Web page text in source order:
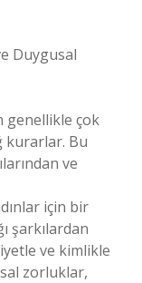
Duygusal
genellikle çok
kurarlar. Bu
ve
için bir
şarkılardan
ve kimlikle
zorluklar,